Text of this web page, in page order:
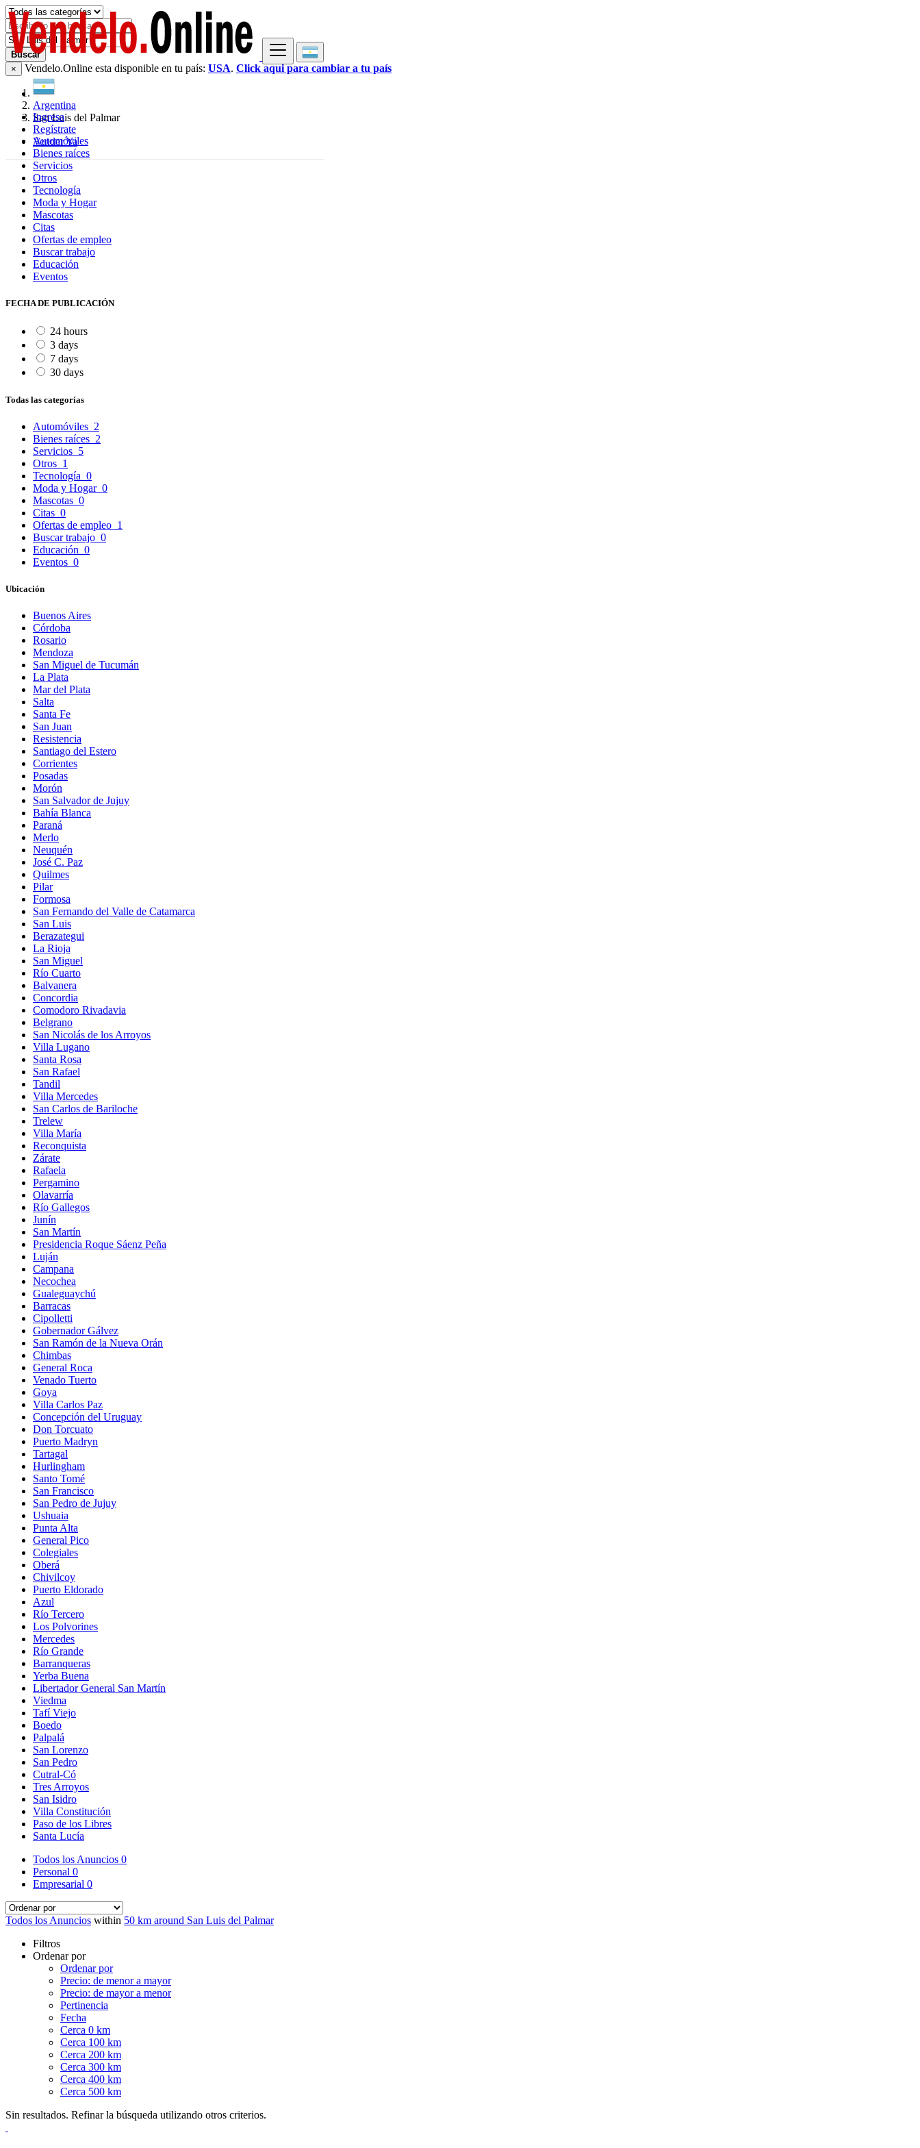
Ingresa
Regístrate
Vender Ya
Buscar
×
Vendelo.Online esta disponible en tu país: USA. Click aqui para cambiar a tu país
Argentina
San Luis del Palmar
Automóviles
Bienes raíces
Servicios
Otros
Tecnología
Moda y Hogar
Mascotas
Citas
Ofertas de empleo
Buscar trabajo
Educación
Eventos
FECHA DE PUBLICACIÓN
24 hours
3 days
7 days
30 days
Todas las categorías
Automóviles 2
Bienes raíces 2
Servicios 5
Otros 1
Tecnología 0
Moda y Hogar 0
Mascotas 0
Citas 0
Ofertas de empleo 1
Buscar trabajo 0
Educación 0
Eventos 0
Ubicación
Buenos Aires
Córdoba
Rosario
Mendoza
San Miguel de Tucumán
La Plata
Mar del Plata
Salta
Santa Fe
San Juan
Resistencia
Santiago del Estero
Corrientes
Posadas
Morón
San Salvador de Jujuy
Bahía Blanca
Paraná
Merlo
Neuquén
José C. Paz
Quilmes
Pilar
Formosa
San Fernando del Valle de Catamarca
San Luis
Berazategui
La Rioja
San Miguel
Río Cuarto
Balvanera
Concordia
Comodoro Rivadavia
Belgrano
San Nicolás de los Arroyos
Villa Lugano
Santa Rosa
San Rafael
Tandil
Villa Mercedes
San Carlos de Bariloche
Trelew
Villa María
Reconquista
Zárate
Rafaela
Pergamino
Olavarría
Río Gallegos
Junín
San Martín
Presidencia Roque Sáenz Peña
Luján
Campana
Necochea
Gualeguaychú
Barracas
Cipolletti
Gobernador Gálvez
San Ramón de la Nueva Orán
Chimbas
General Roca
Venado Tuerto
Goya
Villa Carlos Paz
Concepción del Uruguay
Don Torcuato
Puerto Madryn
Tartagal
Hurlingham
Santo Tomé
San Francisco
San Pedro de Jujuy
Ushuaia
Punta Alta
General Pico
Colegiales
Oberá
Chivilcoy
Puerto Eldorado
Azul
Río Tercero
Los Polvorines
Mercedes
Río Grande
Barranqueras
Yerba Buena
Libertador General San Martín
Viedma
Tafí Viejo
Boedo
Palpalá
San Lorenzo
San Pedro
Cutral-Có
Tres Arroyos
San Isidro
Villa Constitución
Paso de los Libres
Santa Lucía
Todos los Anuncios 0
Personal 0
Empresarial 0
Todos los Anuncios within 50 km around San Luis del Palmar
Filtros
Ordenar por
Ordenar por
Precio: de menor a mayor
Precio: de mayor a menor
Pertinencia
Fecha
Cerca 0 km
Cerca 100 km
Cerca 200 km
Cerca 300 km
Cerca 400 km
Cerca 500 km
Sin resultados. Refinar la búsqueda utilizando otros criterios.